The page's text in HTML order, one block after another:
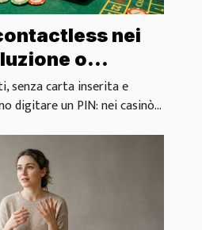
nei
o
senza carta inserita e
digitare un PIN: nei casinò...